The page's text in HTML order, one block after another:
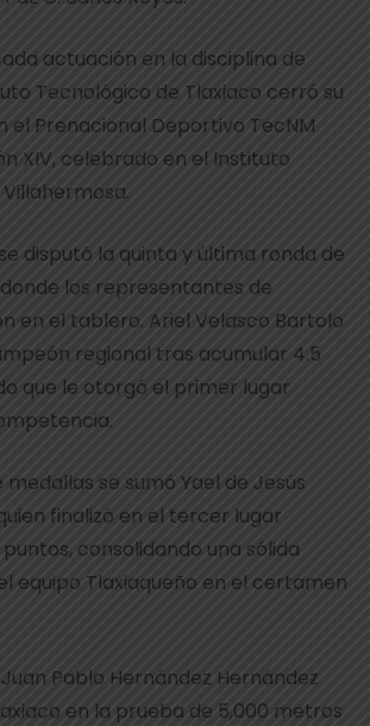
actuación en la disciplina de
Tecnológico de Tlaxiaco cerró su
el Prenacional Deportivo TecNM
XIV, celebrado en el Instituto
disputó la quinta y última ronda de
los representantes de
en el tablero. Ariel Velasco Bartolo
regional tras acumular 4.5
que le otorgó el primer lugar
se sumó Yael de Jesús
finalizó en el tercer lugar
consolidando una sólida
equipo Tlaxiaqueño en el certamen
Pablo Hernández Hernández
en la prueba de 5,000 metros